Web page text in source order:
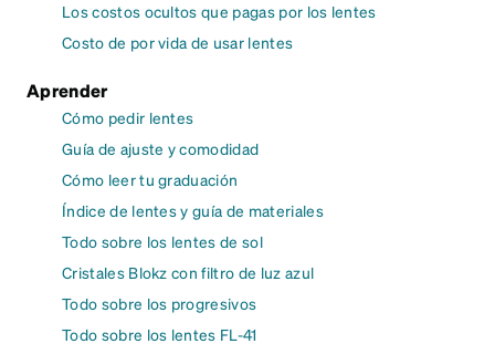
Los costos ocultos que pagas por los lentes
Costo de por vida de usar lentes
Aprender
Cómo pedir lentes
Guía de ajuste y comodidad
Cómo leer tu graduación
Índice de lentes y guía de materiales
Todo sobre los lentes de sol
Cristales Blokz con filtro de luz azul
Todo sobre los progresivos
Todo sobre los lentes FL-41